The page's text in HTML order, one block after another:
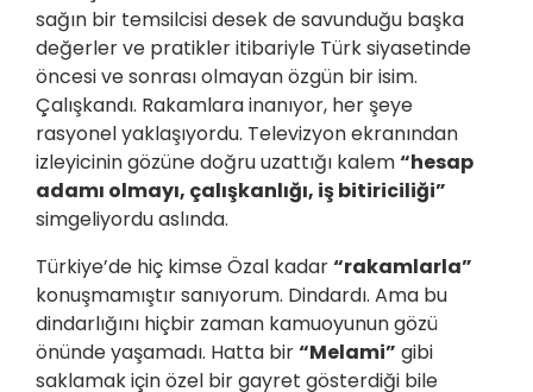
sağın bir temsilcisi desek de savunduğu başka
değerler ve pratikler itibariyle Türk siyasetinde
öncesi ve sonrası olmayan özgün bir isim.
Çalışkandı. Rakamlara inanıyor, her şeye
rasyonel yaklaşıyordu. Televizyon ekranından
izleyicinin gözüne doğru uzattığı kalem“hesap
adamı olmayı, çalışkanlığı, iş bitiriciliği”
simgeliyordu aslında.
Türkiye’de hiç kimse Özal kadar“rakamlarla”
konuşmamıştır sanıyorum. Dindardı. Ama bu
dindarlığını hiçbir zaman kamuoyunun gözü
önünde yaşamadı. Hatta bir“Melami” gibi
saklamak için özel bir gayret gösterdiği bile